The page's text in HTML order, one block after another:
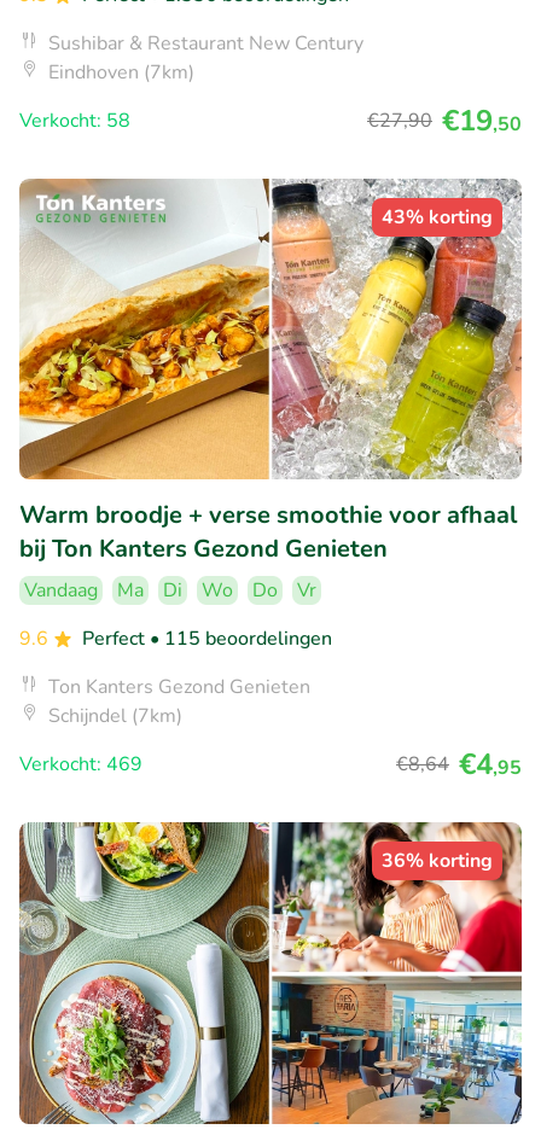
Sushibar & Restaurant New Century
Eindhoven (7km)
Verkocht: 58
€27,90 €19,50
43% korting
Warm broodje + verse smoothie voor afhaal
bij Ton Kanters Gezond Genieten
Vandaag Ma Di Wo Do
Vr
9.6
Perfect • 115 beoordelingen
Ton Kanters Gezond Genieten
Schijndel (7km)
Verkocht: 469
€8,64 €4,95
36% korting